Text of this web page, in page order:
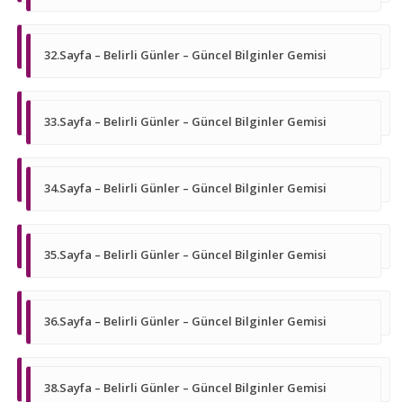
32.Sayfa – Belirli Günler – Güncel Bilginler Gemisi
33.Sayfa – Belirli Günler – Güncel Bilginler Gemisi
34.Sayfa – Belirli Günler – Güncel Bilginler Gemisi
35.Sayfa – Belirli Günler – Güncel Bilginler Gemisi
36.Sayfa – Belirli Günler – Güncel Bilginler Gemisi
38.Sayfa – Belirli Günler – Güncel Bilginler Gemisi